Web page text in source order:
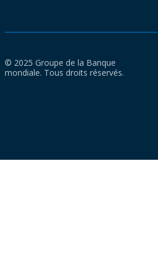
© 2025 Groupe de la Banque
mondiale. Tous droits réservés.